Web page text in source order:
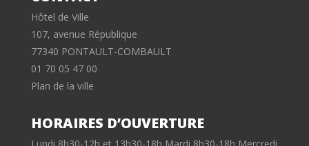
Hôtel de Ville
107, avenue République
77340 PONTAULT-COMBAULT
01 70 05 47 00
Plan de la ville
HORAIRES D’OUVERTURE